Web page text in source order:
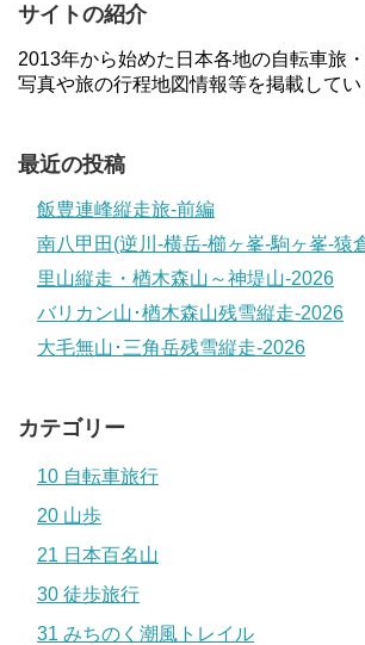
サイトの紹介
2013年から始めた日本各地の自転車旅
写真や旅の行程地図情報等を掲載してい
最近の投稿
飯豊連峰縦走旅-前編
南八甲田(逆川-横岳-櫛ヶ峯-駒ヶ峯-猿
里山縦走・楢木森山～神堤山-2026
バリカン山･楢木森山残雪縦走-2026
大毛無山･三角岳残雪縦走-2026
カテゴリー
10 自転車旅行
20 山歩
21 日本百名山
30 徒歩旅行
31 みちのく潮風トレイル